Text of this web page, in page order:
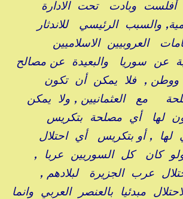
وبادت تحت الادارة
والسبب الرئيسي للاندثار
العروبيين الاسلاميين
عن سوريا والبعيدة عن مصالح
, فلا يمكن أن تكون
مع العثمانيين , ولا يمكن
لها أي مصلحة بتكريس
لها , أو بتكريس أي احتلال
كان كل السوريين عربا ,
عرب الجزيرة لبلادهم ,
مبدئيا بالعنصر العربي وانما